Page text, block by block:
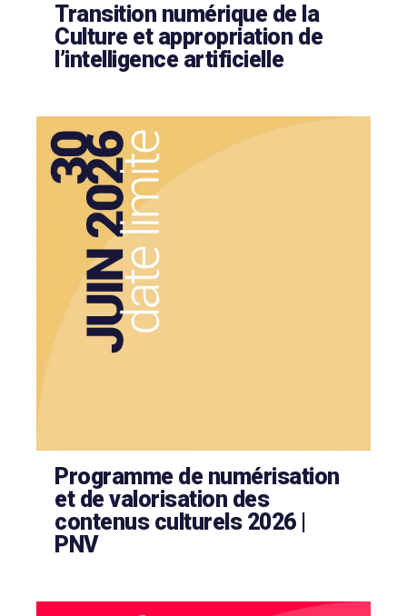
Transition numérique de la
Culture et appropriation de
l’intelligence artificielle
Programme de numérisation
et de valorisation des
contenus culturels 2026 |
PNV